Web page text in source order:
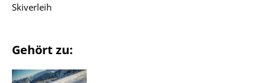
Skiverleih
Gehört zu: